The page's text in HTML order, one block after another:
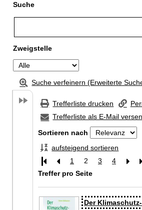
Suche
Zweigstelle
Suche verfeinern (Erweiterte
Trefferliste drucken
Trefferliste als E-Mail
Sortieren nach
aufsteigend sortieren
1
2 3 4
Treffer pro Seite
Suchergebnis
Zu den Suchfiltern springen
Der